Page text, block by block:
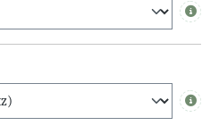
Info
Info